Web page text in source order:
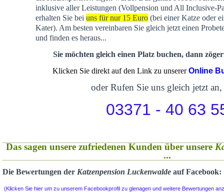
inklusive aller Leistungen (Vollpension und All Inclusive-
erhalten Sie bei uns für nur 15 Euro(bei einer Katze oder
Kater). Am besten vereinbaren Sie gleich jetzt einen
und finden es heraus...
Sie möchten gleich einen Platz buchen, dann
Klicken Sie direkt auf den Link zu unsererOnline
oder Rufen Sie uns gleich jetzt an,
03371 - 40 63
Das sagen unsere zufriedenen Kunden über unsere
...
Die Bewertungen der Katzenpension Luckenwalde auf Facebook:
(Klicken Sie hier um zu unserem Facebookprofil zu glenagen und weitere Bewertungen